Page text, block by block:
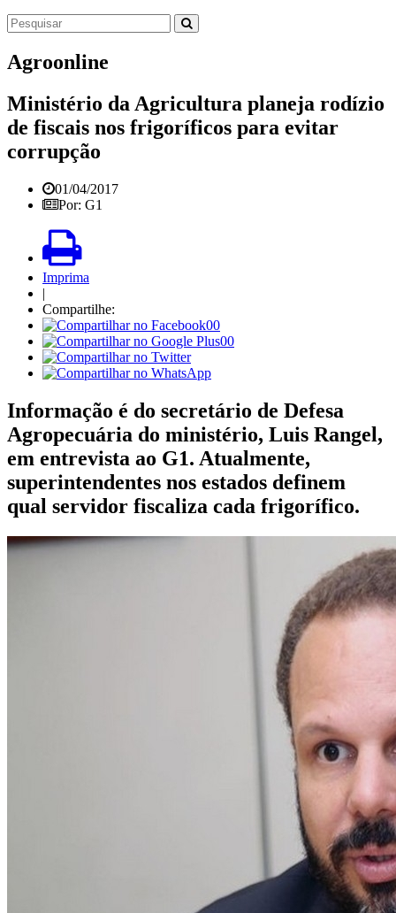
Agroonline
Ministério da Agricultura planeja rodízio
de fiscais nos frigoríficos para evitar
corrupção
01/04/2017
Por: G1
Imprima
|
Compartilhe:
00
00
Informação é do secretário de Defesa
Agropecuária do ministério, Luis Rangel,
em entrevista ao G1. Atualmente,
superintendentes nos estados definem
qual servidor fiscaliza cada frigorífico.